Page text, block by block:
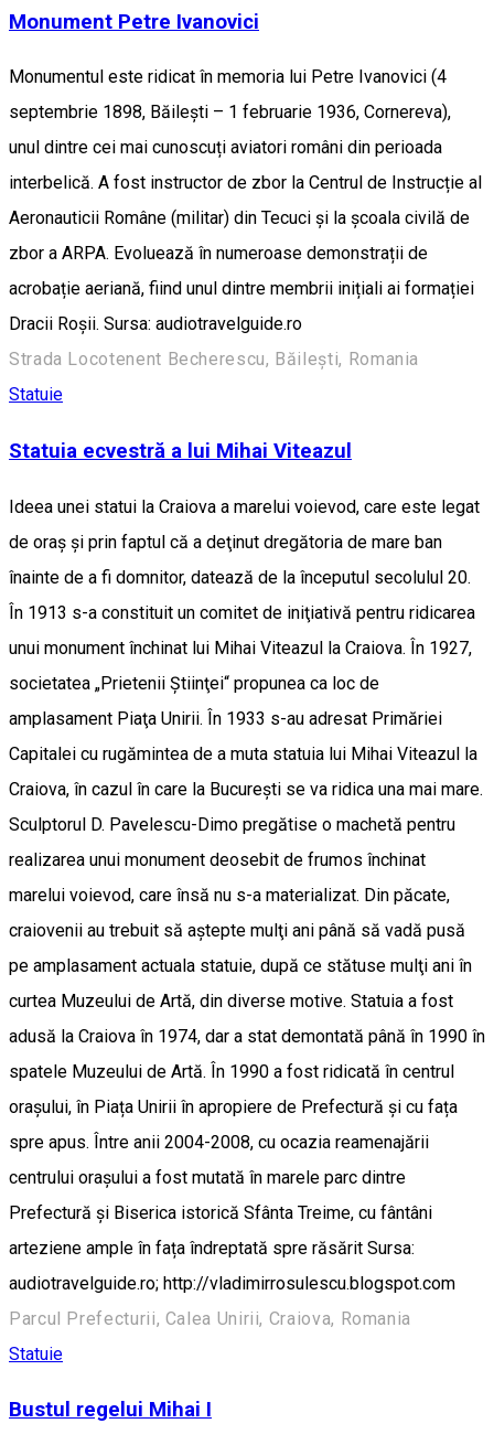
Monument Petre Ivanovici
Monumentul este ridicat în memoria lui Petre Ivanovici (4
septembrie 1898, Băilești – 1 februarie 1936, Cornereva),
unul dintre cei mai cunoscuți aviatori români din perioada
interbelică. A fost instructor de zbor la Centrul de Instrucție al
Aeronauticii Române (militar) din Tecuci și la școala civilă de
zbor a ARPA. Evoluează în numeroase demonstrații de
acrobație aeriană, fiind unul dintre membrii inițiali ai formației
Dracii Roșii. Sursa: audiotravelguide.ro
Strada Locotenent Becherescu, Băilești, Romania
Statuie
Statuia ecvestră a lui Mihai Viteazul
Ideea unei statui la Craiova a marelui voievod, care este legat
de oraș şi prin faptul că a deţinut dregătoria de mare ban
înainte de a fi domnitor, datează de la începutul secolulul 20.
În 1913 s-a constituit un comitet de iniţiativă pentru ridicarea
unui monument închinat lui Mihai Viteazul la Craiova. În 1927,
societatea „Prietenii Ştiinţei“ propunea ca loc de
amplasament Piaţa Unirii. În 1933 s-au adresat Primăriei
Capitalei cu rugămintea de a muta statuia lui Mihai Viteazul la
Craiova, în cazul în care la Bucureşti se va ridica una mai mare.
Sculptorul D. Pavelescu-Dimo pregătise o machetă pentru
realizarea unui monument deosebit de frumos închinat
marelui voievod, care însă nu s-a materializat. Din păcate,
craiovenii au trebuit să aştepte mulţi ani până să vadă pusă
pe amplasament actuala statuie, după ce stătuse mulţi ani în
curtea Muzeului de Artă, din diverse motive. Statuia a fost
adusă la Craiova în 1974, dar a stat demontată până în 1990 în
spatele Muzeului de Artă. În 1990 a fost ridicată în centrul
orașului, în Piața Unirii în apropiere de Prefectură și cu fața
spre apus. Între anii 2004-2008, cu ocazia reamenajării
centrului orașului a fost mutată în marele parc dintre
Prefectură și Biserica istorică Sfânta Treime, cu fântâni
arteziene ample în fața îndreptată spre răsărit Sursa:
audiotravelguide.ro; http://vladimirrosulescu.blogspot.com
Parcul Prefecturii, Calea Unirii, Craiova, Romania
Statuie
Bustul regelui Mihai I